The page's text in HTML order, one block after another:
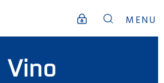
MENU
Vino